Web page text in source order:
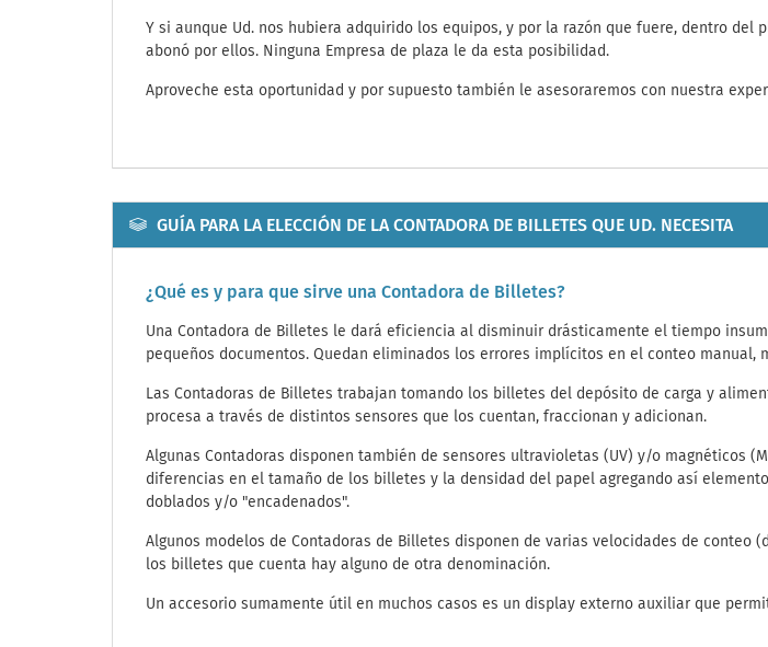
Y si aunque Ud. nos hubiera adquirido los equipos, y por la razón que fuere, dentro
abonó por ellos. Ninguna Empresa de plaza le da esta posibilidad.
Aproveche esta oportunidad y por supuesto también le asesoraremos con nuestra
GUÍA PARA LA ELECCIÓN DE LA CONTADORA DE BILLETES QUE UD. NECESITA
¿Qué es y para que sirve una Contadora de Billetes?
Una Contadora de Billetes le dará eficiencia al disminuir drásticamente el tiempo
pequeños documentos. Quedan eliminados los errores implícitos en el conteo manual,
Las Contadoras de Billetes trabajan tomando los billetes del depósito de carga y
procesa a través de distintos sensores que los cuentan, fraccionan y adicionan.
Algunas Contadoras disponen también de sensores ultravioletas (UV) y/o magnéticos
diferencias en el tamaño de los billetes y la densidad del papel agregando así
doblados y/o "encadenados".
Algunos modelos de Contadoras de Billetes disponen de varias velocidades de
los billetes que cuenta hay alguno de otra denominación.
Un accesorio sumamente útil en muchos casos es un display externo auxiliar que